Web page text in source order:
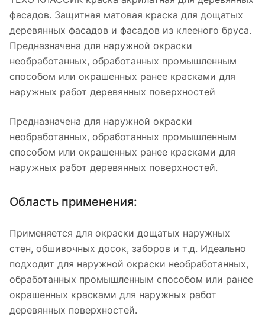
фасадов. Защитная матовая краска для дощатых
деревянных фасадов и фасадов из клееного бруса.
Предназначена для наружной окраски
необработанных, обработанных промышленным
способом или окрашенных ранее красками для
наружных работ деревянных поверхностей
Предназначена для наружной окраски
необработанных, обработанных промышленным
способом или окрашенных ранее красками для
наружных работ деревянных поверхностей.
Область применения:
Применяется для окраски дощатых наружных
стен, обшивочных досок, заборов и т.д. Идеально
подходит для наружной окраски необработанных,
обработанных промышленным способом или ранее
окрашенных красками для наружных работ
деревянных поверхностей.